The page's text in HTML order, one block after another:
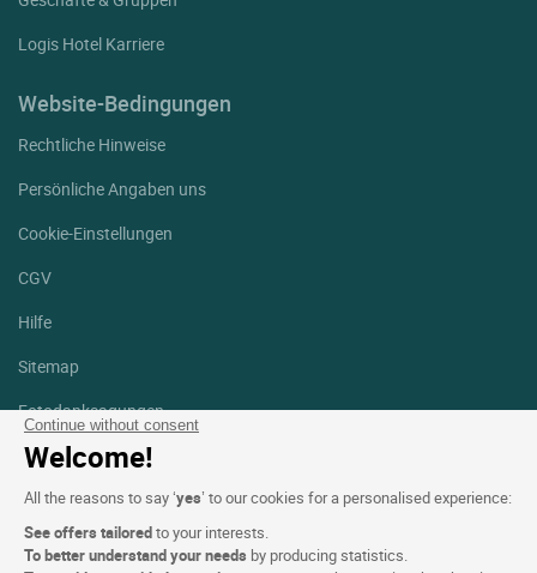
Continue without consent
Welcome!
All the reasons to say ‘yes’ to our cookies for a personalised experience:
See offers tailoredto your interests.
To better understand your needs by producing statistics.
Logis Hotel Karriere
Website-Bedingungen
Rechtliche Hinweise
Persönliche Angaben uns
Cookie-Einstellungen
CGV
Hilfe
Sitemap
Fotodanksagungen
Folgen Sie uns
Facebook
Instagram
Linkedin